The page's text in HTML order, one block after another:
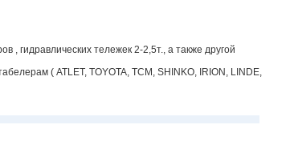
, гидравлических тележек 2-2,5т., а также другой
( ATLET, TOYOTA, TCM, SHINKO, IRION, LINDE,